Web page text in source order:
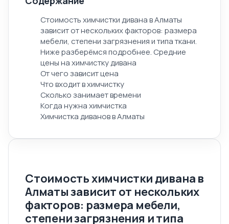
Стоимость химчистки дивана в
Алматы зависит от нескольких
факторов: размера мебели,
степени загрязнения и типа
Стоимость химчистки дивана в Алматы
зависит от нескольких факторов: размера
мебели, степени загрязнения и типа ткани.
Ниже разберёмся подробнее. Средние
цены на химчистку дивана
От чего зависит цена
Что входит в химчистку
Сколько занимает времени
Когда нужна химчистка
Химчистка диванов в Алматы